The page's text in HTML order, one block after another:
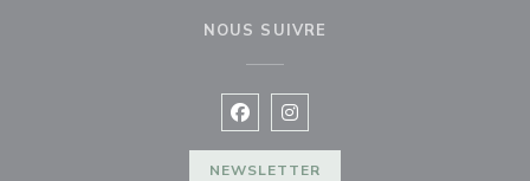
NOUS SUIVRE
Facebook ((ouvre une nouvelle
Instagram ((ouvre une
NEWSLETTER